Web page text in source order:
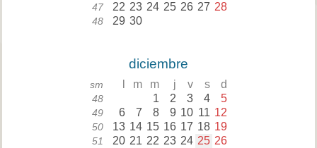
47 22 23 24 25 26 27 28
48 29 30
diciembre
sm m m j v s d
48 1 2 3 4 5
49 6 7 8 9 10 11 12
50 13 14 15 16 17 18 19
51 20 21 22 23 24 25 26